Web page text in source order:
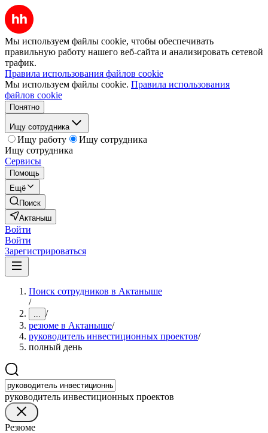
Мы используем файлы cookie, чтобы обеспечивать
правильную работу нашего веб-сайта и анализировать сетевой
трафик.
Правила использования файлов cookie
Мы используем файлы cookie. Правила использования
файлов cookie
Понятно
Ищу сотрудника
Ищу работу
Ищу сотрудника
Ищу сотрудника
Сервисы
Помощь
Ещё
Поиск
Актаныш
Войти
Войти
Зарегистрироваться
Поиск сотрудников в Актаныше
/
... /
резюме в Актаныше/
руководитель инвестиционных проектов/
полный день
руководитель инвестиционных проектов
Резюме